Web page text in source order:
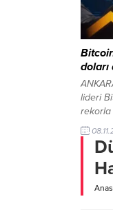
doları
lideri
rekorla
öne
puan